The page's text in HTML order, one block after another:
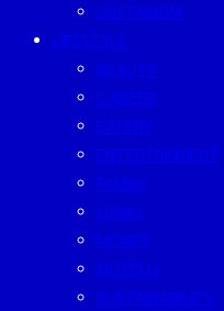
SUSTAINISM
LIFESTYLE
BEAUTY
CAREER
EATERY
ENTERTAINMENT
FAMILY
LIVING
MONEY
MUTELU
SUSTAINABILITY